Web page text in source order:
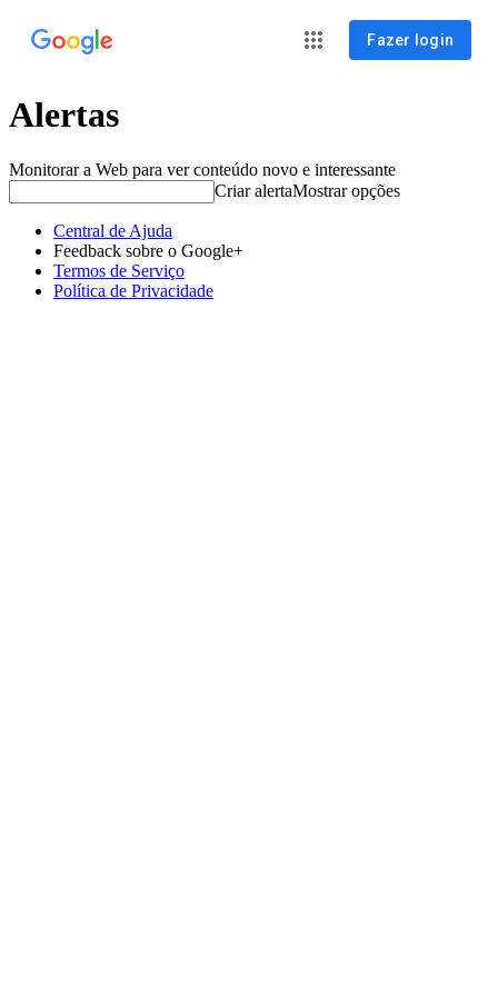
Fazer login
Alertas
Monitorar a Web para ver conteúdo novo e interessante
Criar alertaMostrar opções
Central de Ajuda
Feedback sobre o Google+
Termos de Serviço
Política de Privacidade